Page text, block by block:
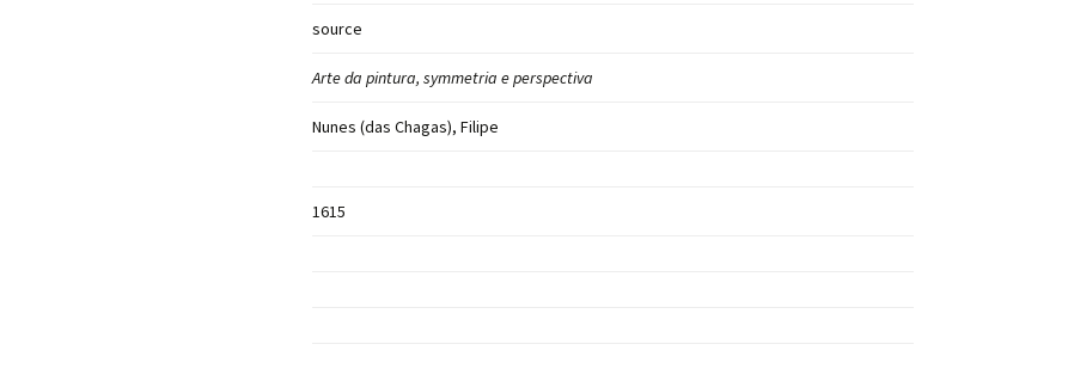
source
Arte da pintura, symmetria e perspectiva
Nunes (das Chagas), Filipe
1615